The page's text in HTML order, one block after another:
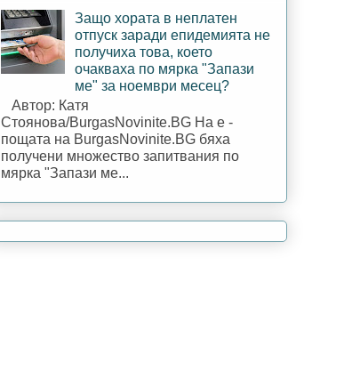
Защо хората в неплатен
отпуск заради епидемията не
получиха това, което
очакваха по мярка "Запази
ме" за ноември месец?
Автор: Катя
Стоянова/BurgasNovinite.BG На е -
пощата на BurgasNovinite.BG бяха
получени множество запитвания по
мярка "Запази ме...